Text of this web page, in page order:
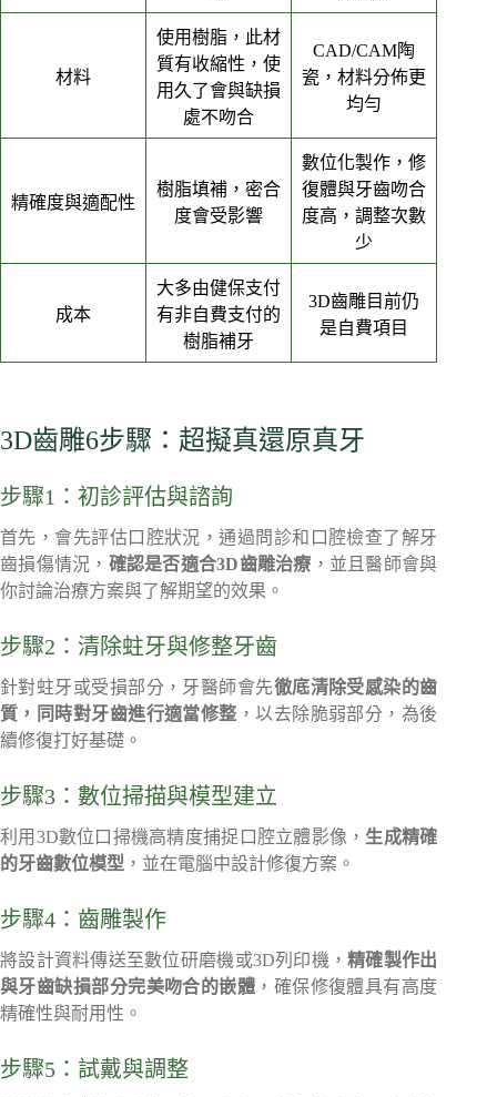
材料
使用樹脂，此材
質有收縮性，使
用久了會與缺損
處不吻合
CAD/CAM陶
瓷，材料分佈更
均勻
精確度與適配性
樹脂填補，密合
度會受影響
數位化製作，修
復體與牙齒吻合
度高，調整次數
少
成本
大多由健保支付
有非自費支付的
樹脂補牙
3D齒雕目前仍
是自費項目
3D齒雕6步驟：超擬真還原真牙
步驟1：初診評估與諮詢
首先，會先評估口腔狀況，通過問診和口腔檢查了解牙
齒損傷情況， 確認是否適合3D齒雕治療 ，並且醫師會與
你討論治療方案與了解期望的效果。
步驟2：清除蛀牙與修整牙齒
針對蛀牙或受損部分，牙醫師會先徹底清除受感染的齒
質，同時對牙齒進行適當修整 ，以去除脆弱部分，為後
續修復打好基礎。
步驟3：數位掃描與模型建立
利用3D數位口掃機高精度捕捉口腔立體影像， 生成精確
的牙齒數位模型 ，並在電腦中設計修復方案。
步驟4：齒雕製作
將設計資料傳送至數位研磨機或3D列印機，精確製作出
與牙齒缺損部分完美吻合的嵌體 ，確保修復體具有高度
精確性與耐用性。
步驟5：試戴與調整